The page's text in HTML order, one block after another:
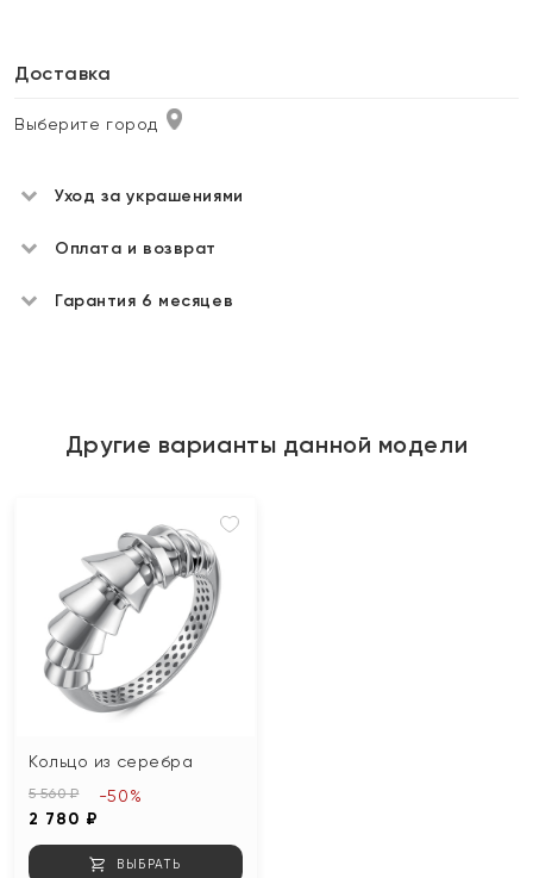
Доставка
Выберите город
Уход за украшениями
Оплата и возврат
Гарантия 6 месяцев
Другие варианты данной модели
Кольцо из серебра
5 560 ₽
2 780 ₽
-50%
ВЫБРАТЬ